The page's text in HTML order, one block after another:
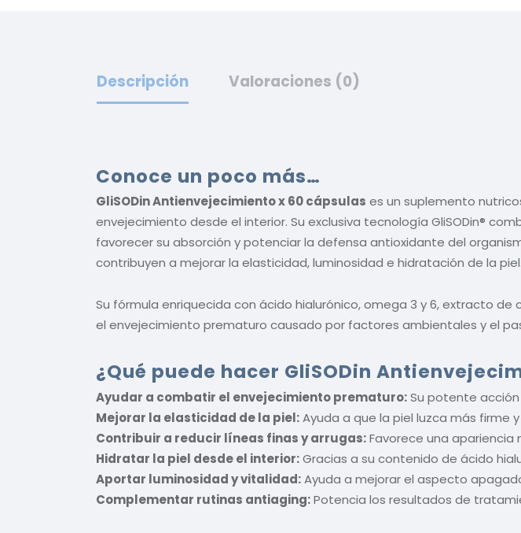
Descripción Valoraciones (0)
Conoce un poco más…
GliSODin Antienvejecimiento x 60 cápsulas es un suplemento
envejecimiento desde el interior. Su exclusiva tecnología GliSODin®
favorecer su absorción y potenciar la defensa antioxidante del
contribuyen a mejorar la elasticidad, luminosidad e hidratación de la piel.
Su fórmula enriquecida con ácido hialurónico, omega 3 y 6, extracto
el envejecimiento prematuro causado por factores ambientales y el
¿Qué puede hacer GliSODin
Ayudar a combatir el envejecimiento prematuro:Su potente
Mejorar la elasticidad de la piel:Ayuda a que la piel luzca más firme
Contribuir a reducir líneas finas y arrugas:Favorece una apariencia
Hidratar la piel desde el interior:Gracias a su contenido de ácido
Aportar luminosidad y vitalidad:Ayuda a mejorar el aspecto
Complementar rutinas antiaging:Potencia los resultados de